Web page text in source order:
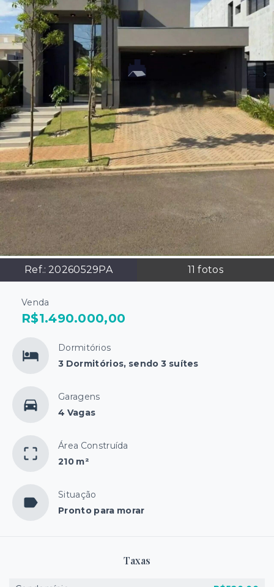
Ref.: 20260529PA 11 fotos
Venda
R$1.490.000,00
Dormitórios
3 Dormitórios, sendo 3 suítes
Garagens
4 Vagas
Área Construída
210 m²
Situação
Pronto para morar
Taxas